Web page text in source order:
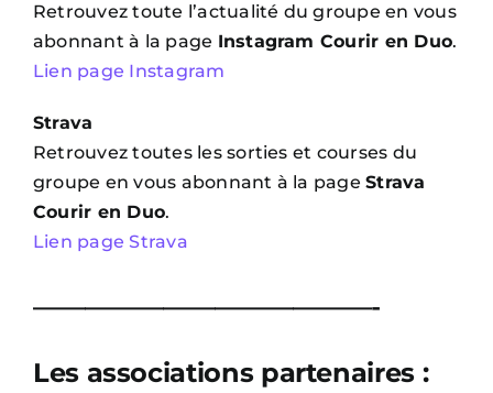
Retrouvez toute l’actualité du groupe en vous
abonnant à la page Instagram Courir en Duo.
Lien page Instagram
Strava
Retrouvez toutes les sorties et courses du
groupe en vous abonnant à la pageStrava
Courir en Duo.
Lien page Strava
—————————————-
Les associations partenaires :